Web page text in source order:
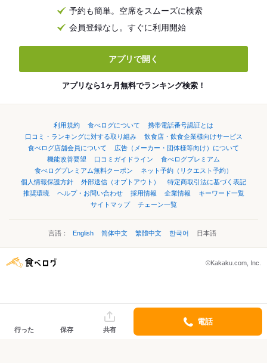
予約も簡単。空席をスムーズに検索
会員登録なし。すぐに利用開始
アプリで開く
アプリなら1ヶ月無料でランキング検索！
利用規約 食べログについて
携帯電話番号認証とは
口コミ・ランキングに対する取り組み
飲食店・飲食企業様向けサービス
食べログ店舗会員について
広告（メーカー・団体様等向け）について
機能改善要望
口コミガイドライン
食べログプレミアム
食べログプレミアム無料クーポン
ネット予約（リクエスト予約）
個人情報保護方針
外部送信（オプトアウト）
特定商取引法に基づく表記
推奨環境
ヘルプ・お問い合わせ 採用情報 企業情報
キーワード一覧
サイトマップ
チェーン一覧
言語： English 简体中文 繁體中文 한국어 日本語
©Kakaku.com, Inc.
行った 保存 共有
電話